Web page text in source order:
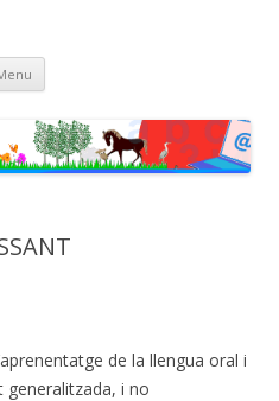
Skip
content
de la llengua oral i
generalitzada, i no